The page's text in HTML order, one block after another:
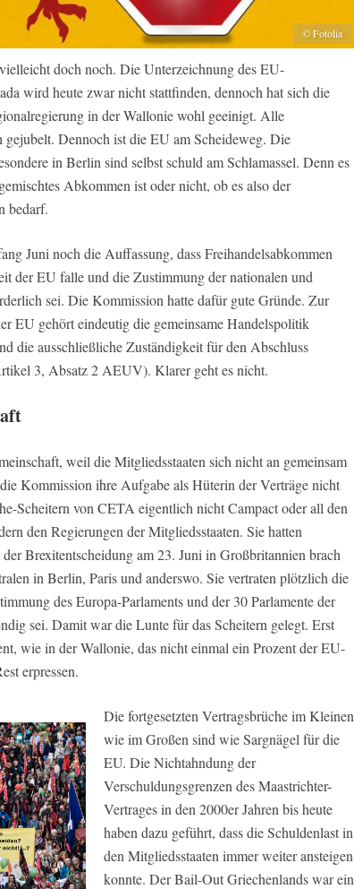
© Fotolia
doch noch. Die Unterzeichnung des EU-
wird heute zwar nicht stattfinden, dennoch hat sich die
in der Wallonie wohl geeinigt. Alle
gejubelt. Dennoch ist die EU am Scheideweg. Die
in Berlin sind selbst schuld am Schlamassel. Denn es
Abkommen ist oder nicht, ob es also der
bedarf.
Juni noch die Auffassung, dass Freihandelsabkommen
der EU falle und die Zustimmung der nationalen und
sei. Die Kommission hatte dafür gute Gründe. Zur
EU gehört eindeutig die gemeinsame Handelspolitik
die ausschließliche Zuständigkeit für den Abschluss
3, Absatz 2 AEUV). Klarer geht es nicht.
weil die Mitgliedsstaaten sich nicht an gemeinsam
Kommission ihre Aufgabe als Hüterin der Verträge nicht
Scheitern von CETA eigentlich nicht Campact oder all den
den Regierungen der Mitgliedsstaaten. Sie hatten
Brexitentscheidung am 23. Juni in Großbritannien brach
in Berlin, Paris und anderswo. Sie vertraten plötzlich die
des Europa-Parlaments und der 30 Parlamente der
sei. Damit war die Lunte für das Scheitern gelegt. Erst
wie in der Wallonie, das nicht einmal ein Prozent der EU-
erpressen.
Die fortgesetzten Vertragsbrüche im Kleinen
wie im Großen sind wie Sargnägel für die
EU. Die Nichtahndung der
Verschuldungsgrenzen des Maastrichter-
Vertrages in den 2000er Jahren bis heute
haben dazu geführt, dass die Schuldenlast in
den Mitgliedsstaaten immer weiter ansteigen
konnte. Der Bail-Out Griechenlands war ein